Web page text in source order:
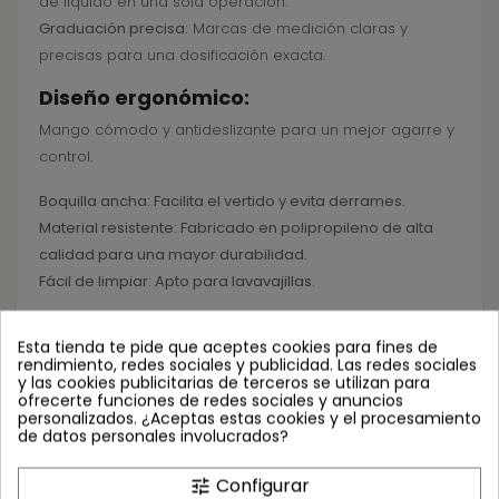
Graduación precisa: Marcas de medición claras y
precisas para una dosificación exacta.
Diseño ergonómico:
Mango cómodo y antideslizante para un mejor agarre y
control.
Boquilla ancha: Facilita el vertido y evita derrames.
Material resistente: Fabricado en polipropileno de alta
calidad para una mayor durabilidad.
Fácil de limpiar: Apto para lavavajillas.
Precisión en la medición:Evita errores y asegura la
dosificación correcta de líquidos.
Eficiencia y ahorro de tiempo:Permite medir grandes
cantidades de forma rápida y sencilla.
Comodidad y facilidad de uso:Diseño ergonómico que
reduce la fatiga durante su uso.
Esta tienda te pide que aceptes cookies para fines de
rendimiento, redes sociales y publicidad. Las redes sociales
y las cookies publicitarias de terceros se utilizan para
ofrecerte funciones de redes sociales y anuncios
personalizados. ¿Aceptas estas cookies y el procesamiento
de datos personales involucrados?
tune Configurar